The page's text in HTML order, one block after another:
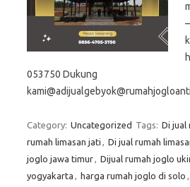
053750 Dukung
Category: Uncategorized Tags: Di jual
rumah limasan jati , Di jual rumah
joglo jawa timur, Dijual rumah joglo
yogyakarta , harga rumah joglo di solo ,